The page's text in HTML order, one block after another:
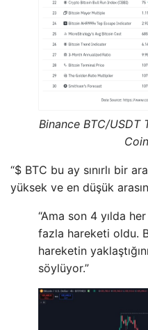
Binance BTC/USDT
“$ BTC bu ay sınırlı bir
yüksek ve en düşük
“Ama son 4 yılda
fazla hareketi oldu.
hareketin
söylüyor.”